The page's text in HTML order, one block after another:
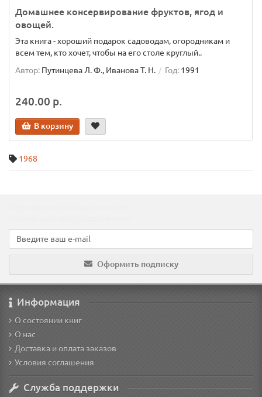
Домашнее консервирование фруктов, ягод и
овощей.
Эта книга - хороший подарок садоводам, огородникам и
всем тем, кто хочет, чтобы на его столе круглый..
Автор: Путинцева Л. Ф., Иванова Т. Н. Год: 1991
240.00 р.
В корзину
1968
Оформить подписку
Информация
О состоянии книг
О нас
Доставка и оплата заказов
Условия соглашения
Служба поддержки